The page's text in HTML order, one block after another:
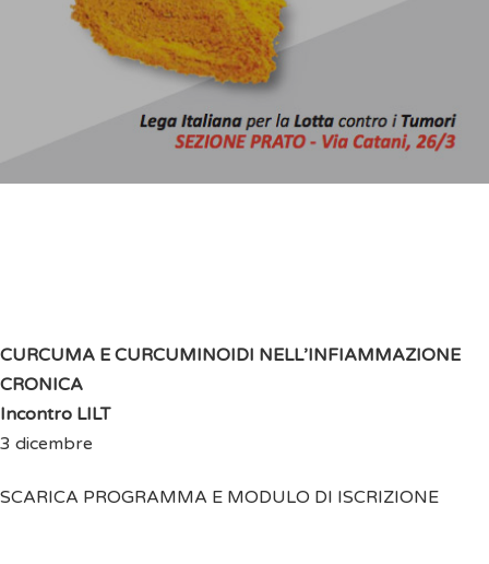
CURCUMA E CURCUMINOIDI NELL’INFIAMMAZIONE
CRONICA
Incontro LILT
3 dicembre
SCARICA PROGRAMMA E MODULO DI ISCRIZIONE